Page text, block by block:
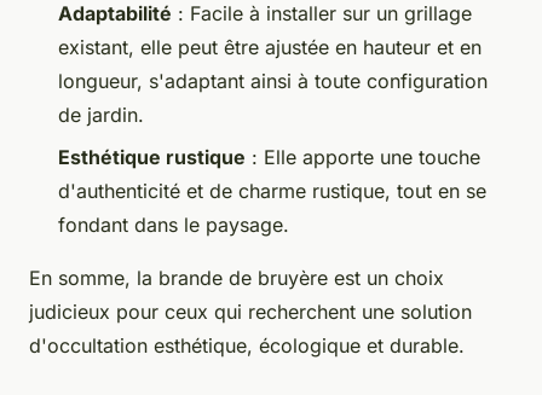
Adaptabilité : Facile à installer sur un grillage
existant, elle peut être ajustée en hauteur et en
longueur, s'adaptant ainsi à toute configuration
de jardin.
Esthétique rustique : Elle apporte une touche
d'authenticité et de charme rustique, tout en se
fondant dans le paysage.
En somme, la brande de bruyère est un choix
judicieux pour ceux qui recherchent une solution
d'occultation esthétique, écologique et durable.